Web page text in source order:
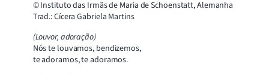
© Instituto das Irmãs de Maria de Schoenstatt, Alemanha
Trad.: Cícera Gabriela Martins
(Louvor, adoração)
Nós te louvamos, bendizemos,
te adoramos, te adoramos.